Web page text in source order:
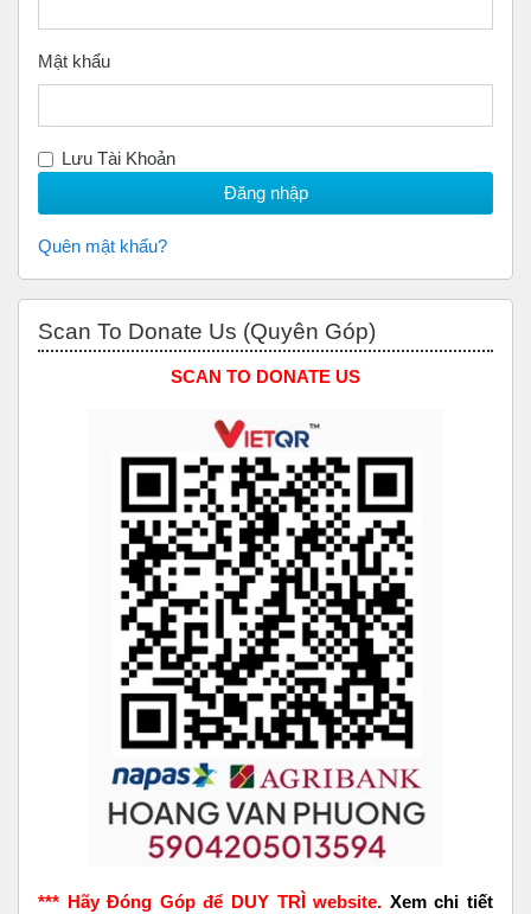
Mật khẩu
Lưu Tài Khoản
Quên mật khẩu?
Scan To Donate Us (Quyên Góp)
SCAN TO DONATE US
*** Hãy Đóng Góp để DUY TRÌ website. Xem chi tiết